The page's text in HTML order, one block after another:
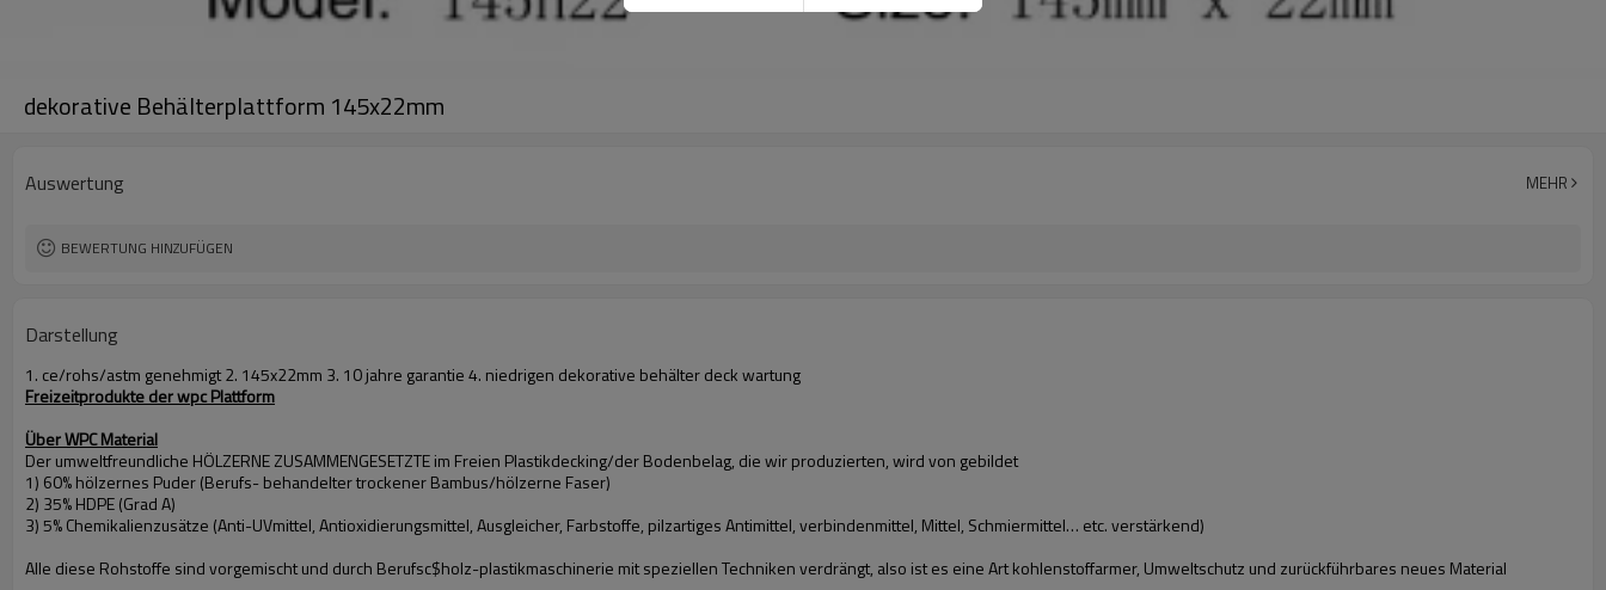
dekorative Behälterplattform 145x22mm
Auswertung MEHR
BEWERTUNG HINZUFÜGEN
Darstellung
1. ce/rohs/astm genehmigt 2. 145x22mm 3. 10 jahre garantie 4. niedrigen dekorative behälter deck wartung
Freizeitprodukte der wpc Plattform
Über WPC Material
Der umweltfreundliche HÖLZERNE ZUSAMMENGESETZTE im Freien Plastikdecking/der Bodenbelag, die wir produzierten, wird von gebildet
1) 60% hölzernes Puder (Berufs- behandelter trockener Bambus/hölzerne Faser)
2) 35% HDPE (Grad A)
3) 5% Chemikalienzusätze (Anti-UVmittel, Antioxidierungsmittel, Ausgleicher, Farbstoffe, pilzartiges Antimittel, verbindenmittel, Mittel, Schmiermittel… etc. verstärkend)
Alle diese Rohstoffe sind vorgemischt und durch Berufsc$holz-plastikmaschinerie mit speziellen Techniken verdrängt, also ist es eine Art kohlenstoffarmer, Umweltschutz und zurückführbares neues Material